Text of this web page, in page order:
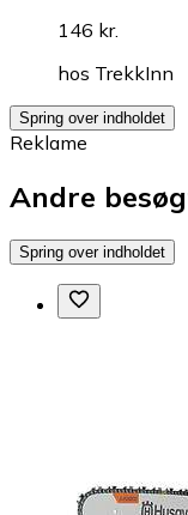
146 kr.
hos TrekkInn
Spring over indholdet
Reklame
Andre
Spring over indholdet